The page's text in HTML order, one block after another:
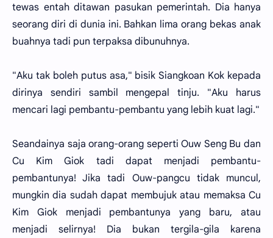
tewas entah ditawan pasukan pemerintah. Dia hanya
seorang diri di dunia ini. Bahkan lima orang bekas anak
buahnya tadi pun terpaksa dibunuhnya.
"Aku tak boleh putus asa," bisik Siangkoan Kok kepada
dirinya sendiri sambil mengepal tinju. "Aku harus
mencari lagi pembantu-pembantu yang lebih kuat lagi."
Seandainya saja orang-orang seperti Ouw Seng Bu dan
Cu Kim Giok tadi dapat menjadi pembantu-
pembantunya! Jika tadi Ouw-pangcu tidak muncul,
mungkin dia sudah dapat membujuk atau memaksa Cu
Kim Giok menjadi pembantunya yang baru, atau
menjadi selirnya! Dia bukan tergila-gila karena